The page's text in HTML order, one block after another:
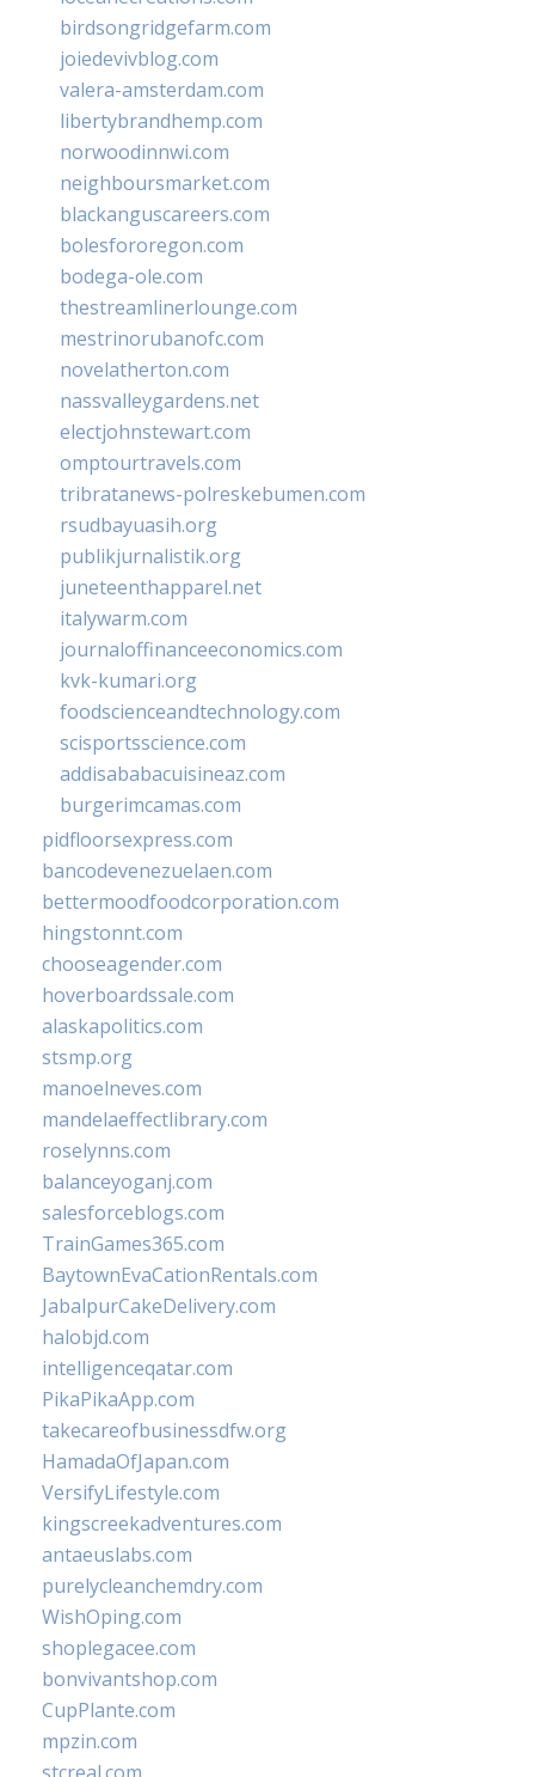
birdsongridgefarm.com
joiedevivblog.com
valera-amsterdam.com
libertybrandhemp.com
norwoodinnwi.com
neighboursmarket.com
blackanguscareers.com
bolesfororegon.com
bodega-ole.com
thestreamlinerlounge.com
mestrinorubanofc.com
novelatherton.com
nassvalleygardens.net
electjohnstewart.com
omptourtravels.com
tribratanews-polreskebumen.com
rsudbayuasih.org
publikjurnalistik.org
juneteenthapparel.net
italywarm.com
journaloffinanceeconomics.com
kvk-kumari.org
foodscienceandtechnology.com
scisportsscience.com
addisababacuisineaz.com
burgerimcamas.com
pidfloorsexpress.com
bancodevenezuelaen.com
bettermoodfoodcorporation.com
hingstonnt.com
chooseagender.com
hoverboardssale.com
alaskapolitics.com
stsmp.org
manoelneves.com
mandelaeffectlibrary.com
roselynns.com
balanceyoganj.com
salesforceblogs.com
TrainGames365.com
BaytownEvaCationRentals.com
JabalpurCakeDelivery.com
halobjd.com
intelligenceqatar.com
PikaPikaApp.com
takecareofbusinessdfw.org
HamadaOfJapan.com
VersifyLifestyle.com
kingscreekadventures.com
antaeuslabs.com
purelycleanchemdry.com
WishOping.com
shoplegacee.com
bonvivantshop.com
CupPlante.com
mpzin.com